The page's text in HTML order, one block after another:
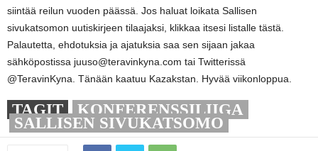
siintää reilun vuoden päässä. Jos haluat loikata Sallisen
sivukatsomon uutiskirjeen tilaajaksi, klikkaa itsesi listalle tästä.
Palautetta, ehdotuksia ja ajatuksia saa sen sijaan jakaa
sähköpostissa juuso@teravinkyna.com tai Twitterissä
@TeravinKyna. Tänään kaatuu Kazakstan. Hyvää viikonloppua.
TAGIT KONFERENSSILIIGA
SALLISEN SIVUKATSOMO